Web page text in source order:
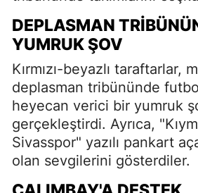
DEPLASMAN
YUMRUK ŞOV
Kırmızı-beyazlı taraftarlar,
deplasman tribününde
heyecan verici bir yumruk
gerçekleştirdi. Ayrıca,
Sivasspor" yazılı pankart
olan sevgilerini gösterdiler.